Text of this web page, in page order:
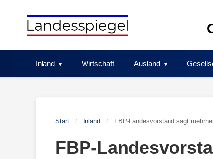
Inland Wirtschaft Ausland
Start / Inland / FBP-Landesvorstand sagt
FBP-